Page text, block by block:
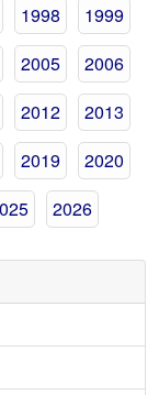
1998
1999
2005
2006
2012
2013
2019
2020
2026